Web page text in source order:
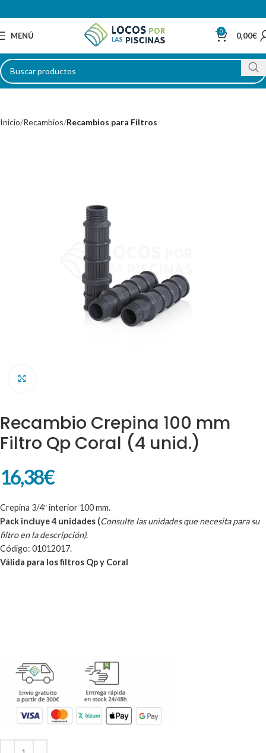
MENÚ 0 0,00€
Inicio Recambios Recambios para Filtros
Recambio Crepina 100 mm
Filtro Qp Coral (4 unid.)
16,38€
Crepina 3/4″ interior 100 mm.
Pack incluye 4 unidades (Consulte las unidades que necesita para su
filtro en la descripción).
Código: 01012017.
Válida para los filtros Qp y Coral